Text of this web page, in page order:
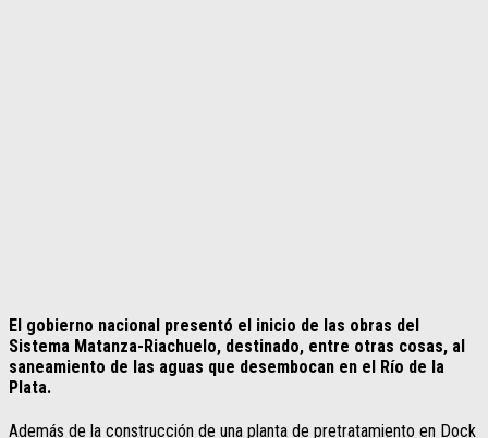
El gobierno nacional presentó el inicio de las obras del
Sistema Matanza-Riachuelo, destinado, entre otras cosas, al
saneamiento de las aguas que desembocan en el Río de la
Plata.
Además de la construcción de una planta de pretratamiento en Dock